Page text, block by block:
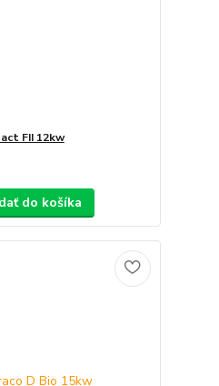
FII 12kw
do košíka